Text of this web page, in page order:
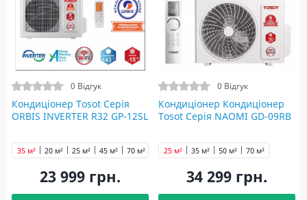
0 Відгук
Кондиціонер Tosot Серія
ORBIS INVERTER R32 GP-12SL
20 м² 25 м²
35 м² 45 м² 70 м²
23 999 грн.
0 Відгук
Кондиціонер Кондиціонер
Tosot Серія NAOMI GD-09RB
25 м² 35 м² 50 м² 70 м²
34 299 грн.